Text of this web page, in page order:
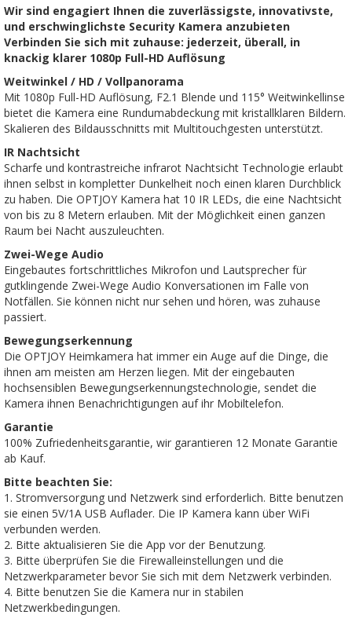
Wir sind engagiert Ihnen die zuverlässigste, innovativste,
und erschwinglichste Security Kamera anzubieten
Verbinden Sie sich mit zuhause: jederzeit, überall, in
knackig klarer 1080p Full-HD Auflösung
Weitwinkel / HD / Vollpanorama
Mit 1080p Full-HD Auflösung, F2.1 Blende und 115° Weitwinkellinse
bietet die Kamera eine Rundumabdeckung mit kristallklaren Bildern.
Skalieren des Bildausschnitts mit Multitouchgesten unterstützt.
IR Nachtsicht
Scharfe und kontrastreiche infrarot Nachtsicht Technologie erlaubt
ihnen selbst in kompletter Dunkelheit noch einen klaren Durchblick
zu haben. Die OPTJOY Kamera hat 10 IR LEDs, die eine Nachtsicht
von bis zu 8 Metern erlauben. Mit der Möglichkeit einen ganzen
Raum bei Nacht auszuleuchten.
Zwei-Wege Audio
Eingebautes fortschrittliches Mikrofon und Lautsprecher für
gutklingende Zwei-Wege Audio Konversationen im Falle von
Notfällen. Sie können nicht nur sehen und hören, was zuhause
passiert.
Bewegungserkennung
Die OPTJOY Heimkamera hat immer ein Auge auf die Dinge, die
ihnen am meisten am Herzen liegen. Mit der eingebauten
hochsensiblen Bewegungserkennungstechnologie, sendet die
Kamera ihnen Benachrichtigungen auf ihr Mobiltelefon.
Garantie
100% Zufriedenheitsgarantie, wir garantieren 12 Monate Garantie
ab Kauf.
Bitte beachten Sie:
1. Stromversorgung und Netzwerk sind erforderlich. Bitte benutzen
sie einen 5V/1A USB Auflader. Die IP Kamera kann über WiFi
verbunden werden.
2. Bitte aktualisieren Sie die App vor der Benutzung.
3. Bitte überprüfen Sie die Firewalleinstellungen und die
Netzwerkparameter bevor Sie sich mit dem Netzwerk verbinden.
4. Bitte benutzen Sie die Kamera nur in stabilen
Netzwerkbedingungen.